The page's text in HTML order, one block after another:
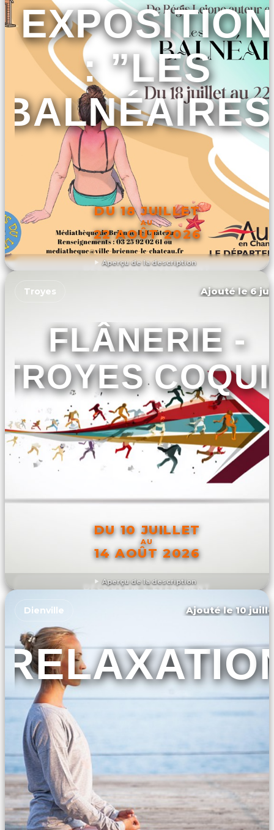
Aperçu de la description
EXPOSITION
: ”LES
DU 18 JUILLET
AU
22 AOÛT 2026
DÉCOUVRIR L'ÉVÉNEMENT
Aperçu de la description
Troyes Ajouté le 6
FLÂNERIE -
TROYES
DU 10 JUILLET
AU
14 AOÛT 2026
DÉCOUVRIR L'ÉVÉNEMENT
Dienville Ajouté le 10